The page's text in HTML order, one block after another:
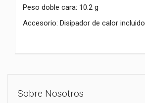
Peso doble cara: 10.2 g
Accesorio: Disipador de calor incluido
Sobre Nosotros